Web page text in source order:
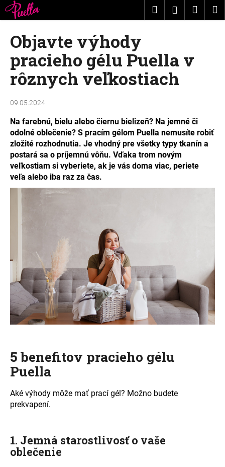
Prejsť
na
obsah
Hľadať
Objavte výhody
pracieho gélu Puella v
rôznych veľkostiach
09.05.2024
Na farebnú, bielu alebo čiernu bielizeň? Na jemné či
odolné oblečenie? S pracím gélom Puella nemusíte robiť
zložité rozhodnutia. Je vhodný pre všetky typy tkanín a
postará sa o príjemnú vôňu. Vďaka trom novým
veľkostiam si vyberiete, ak je vás doma viac, periete
veľa alebo iba raz za čas.
5 benefitov pracieho gélu
Puella
Aké výhody môže mať prací gél? Možno budete
prekvapení.
1. Jemná starostlivosť o vaše
oblečenie
K
o
Č
o
p
t
r
e
b
u
j
e
s
ť
?
d
p
ú
č